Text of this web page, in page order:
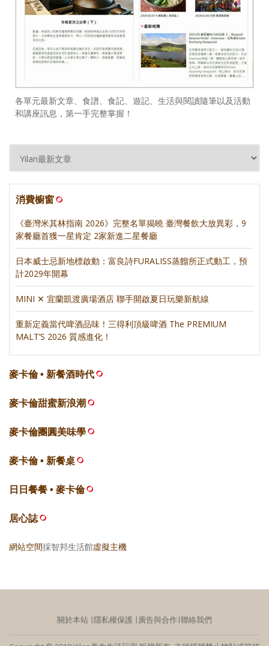
各單元最新文章、食譜、食記、遊記、生活與閱讀隨筆以及活動
和講座訊息，第一手完整掌握！
消費櫥窗
《臺灣米其林指南 2026》完整名單揭曉 臺灣餐飲大放異彩，9
家餐廳首獲一星肯定 2家新進二星餐廳
日本威士忌新地標啟動：富良詩FURALISS蒸餾所正式動工，預
計2029年開幕
MINI ✕ 宜蘭凱渡廣場酒店 聯手開啟夏日玩樂新航線
重新定義當代啤酒品味！三得利頂級啤酒 The PREMIUM
MALT’S 2026 質感進化！
麥卡倫 • 新餐酒時代
麥卡倫甜蜜新浪潮
麥卡倫團圓美味學
麥卡倫 • 新餐桌
日日餐餐 • 麥卡倫
居心誌
網站空間採智邦生活館虛擬主機
關於本站 ∣隱私權保護 ∣ 廣告與合作∣聯絡我們